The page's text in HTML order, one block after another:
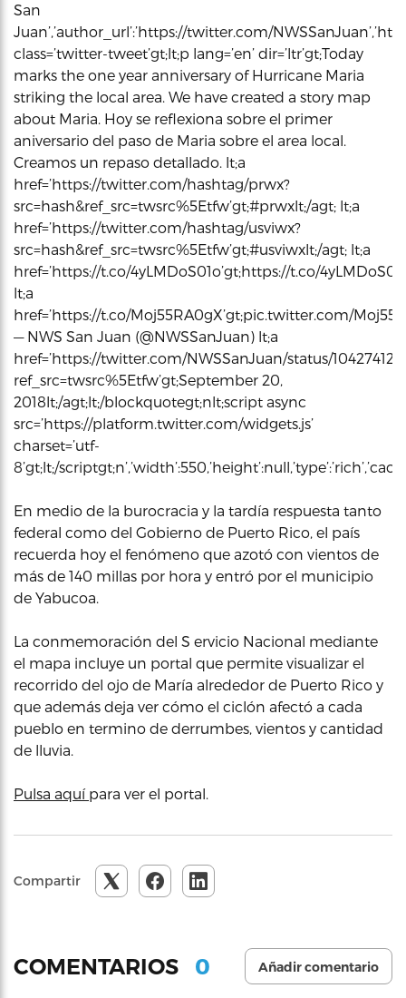
San
Juan’,’author_url’:’https://twitter.com/
class=’twitter-tweet’gt;lt;p lang=’en’ dir=’ltr’gt;Today
marks the one year anniversary of Hurricane Maria
striking the local area. We have created a story map
about Maria. Hoy se reflexiona sobre el primer
aniversario del paso de Maria sobre el area local.
Creamos un repaso detallado. lt;a
href=’https://twitter.com/hashtag/prwx?
src=hash&ref_src=twsrc%5Etfw’gt;#prwxlt;/agt; lt;a
href=’https://twitter.com/hashtag/usviwx?
src=hash&ref_src=twsrc%5Etfw’gt;#usviwxlt;/agt; lt;a
href=’https://t.co/4yLMDoS01o’gt;https://t.co/
lt;a
href=’https://t.co/Moj55RA0gX’gt;pic.twitter.com/
— NWS San Juan (@NWSSanJuan) lt;a
href=’https://twitter.com/NWSSanJuan/status/
ref_src=twsrc%5Etfw’gt;September 20,
2018lt;/agt;lt;/blockquotegt;nlt;script async
src=’https://platform.twitter.com/widgets.js’
charset=’utf-
8’gt;lt;/
En medio de la burocracia y la tardía respuesta tanto
federal como del Gobierno de Puerto Rico, el país
recuerda hoy el fenómeno que azotó con vientos de
más de 140 millas por hora y entró por el municipio
de Yabucoa.
La conmemoración del S ervicio Nacional mediante
el mapa incluye un portal que permite visualizar el
recorrido del ojo de María alrededor de Puerto Rico y
que además deja ver cómo el ciclón afectó a cada
pueblo en termino de derrumbes, vientos y cantidad
de lluvia.
Pulsa aquí para ver el portal.
Compartir
COMENTARIOS 0 Añadir comentario